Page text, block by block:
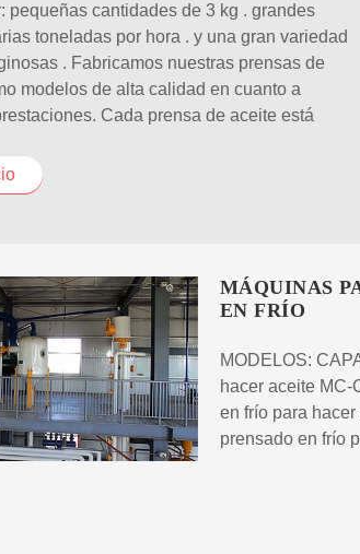
pequeñas cantidades de 3 kg . grandes
toneladas por hora . y una gran variedad
. Fabricamos nuestras prensas de
modelos de alta calidad en cuanto a
Cada prensa de aceite está
MÁQUINAS
EN FRÍO
MODELOS:
hacer aceite MC-
en frío para
prensado en frío